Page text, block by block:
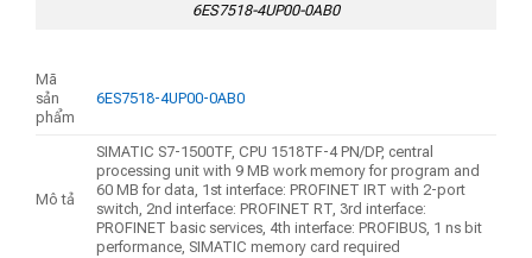
6ES7518-4UP00-0AB0
Mã
sản
phẩm
6ES7518-4UP00-0AB0
Mô tả
SIMATIC S7-1500TF, CPU 1518TF-4 PN/DP, central
processing unit with 9 MB work memory for program and
60 MB for data, 1st interface: PROFINET IRT with 2-port
switch, 2nd interface: PROFINET RT, 3rd interface:
PROFINET basic services, 4th interface: PROFIBUS, 1 ns bit
performance, SIMATIC memory card required